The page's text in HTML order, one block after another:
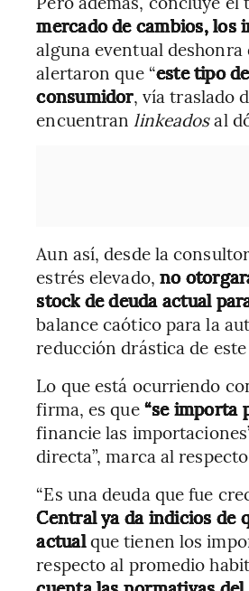
mercado de cambios,
alguna eventual deshonra
alertaron que “este tipo
consumidor, vía traslado
encuentran linkeadosal
Aun así, desde la
estrés elevado, no
stock de deuda actual
balance caótico para la
reducción drástica de este
Lo que está ocurriendo
firma, es que“se importa
financie las
directa”, marca al
“Es una deuda que fue
Central ya da indicios de
actualque tienen los
respecto al promedio